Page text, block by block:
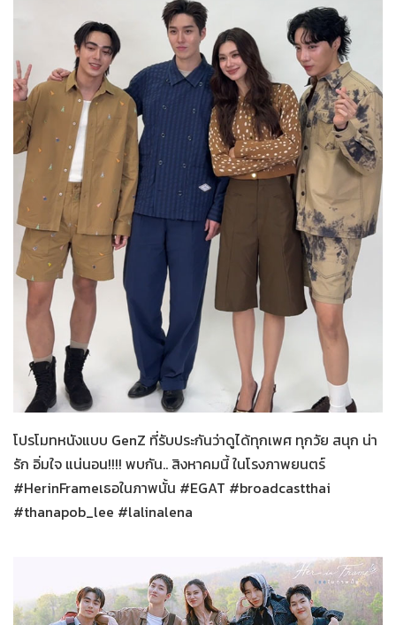
20-07-2569 Her in Frame
โปรโมทหนังแบบ GenZ ที่รับประกันว่าดูได้ทุกเพศ ทุกวัย สนุก น่า
รัก อิ่มใจ แน่นอน!!!! พบกัน.. สิงหาคมนี้ ในโรงภาพยนตร์
#HerinFrameเธอในภาพนั้น #EGAT #broadcastthai
#thanapob_lee #lalinalena